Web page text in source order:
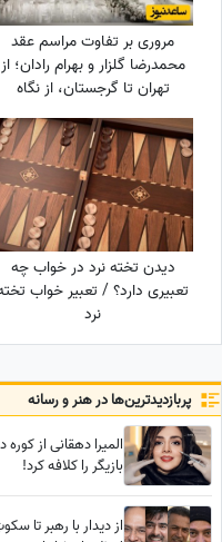
مروری بر تفاوت مراسم عقد
محمدرضا گلزار و بهرام رادان؛ از
تهران تا گرجستان، از نگاه
عاشقانه رادان به مینا تا نگاه رو
به آسمان گلزار هنگام خطبه
+ عکس
دیدن تخته نرد در خواب چه
تعبیری دارد؟ / تعبیر خواب
نرد
پربازدید‌ترین‌ها در هنر و رسانه
المیرا دهقانی از
بازیگر را کلافه کرد!
از دیدار با رهبر تا